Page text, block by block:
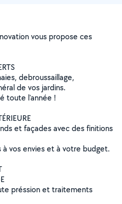
vous propose ces
debroussaillage,
de vos jardins.
toute l'année !
et façades avec des finitions
vos envies et à votre budget.
préssion et traitements